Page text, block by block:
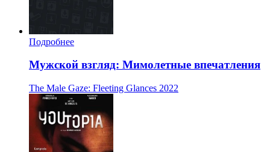
Подробнее
Мужской взгляд: Мимолетные впечатления
The Male Gaze: Fleeting Glances 2022